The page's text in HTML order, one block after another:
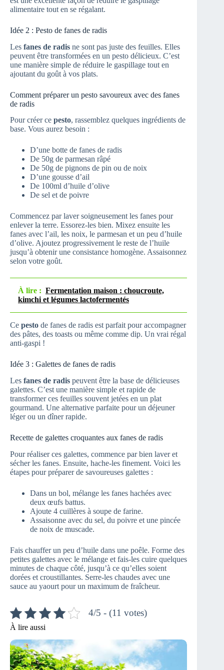
alimentaire tout en se régalant.
Idée 2 : Pesto de fanes de radis
Les fanes de radis ne sont pas juste des feuilles. Elles
peuvent être transformées en un pesto délicieux. C’est
une manière simple de réduire le gaspillage tout en
ajoutant du goût à vos plats.
Comment préparer un pesto savoureux avec des fanes
de radis
Pour créer ce pesto, rassemblez quelques ingrédients de
base. Vous aurez besoin :
D’une botte de fanes de radis
De 50g de parmesan râpé
De 50g de pignons de pin ou de noix
D’une gousse d’ail
De 100ml d’huile d’olive
De sel et de poivre
Commencez par laver soigneusement les fanes pour
enlever la terre. Essorez-les bien. Mixez ensuite les
fanes avec l’ail, les noix, le parmesan et un peu d’huile
d’olive. Ajoutez progressivement le reste de l’huile
jusqu’à obtenir une consistance homogène. Assaisonnez
selon votre goût.
À lire : Fermentation maison : choucroute,
kimchi et légumes lactofermentés
Ce pesto de fanes de radis est parfait pour accompagner
des pâtes, des toasts ou même comme dip. Un vrai régal
anti-gaspi !
Idée 3 : Galettes de fanes de radis
Les fanes de radis peuvent être la base de délicieuses
galettes. C’est une manière simple et rapide de
transformer ces feuilles souvent jetées en un plat
gourmand. Une alternative parfaite pour un déjeuner
léger ou un dîner rapide.
Recette de galettes croquantes aux fanes de radis
Pour réaliser ces galettes, commence par bien laver et
sécher les fanes. Ensuite, hache-les finement. Voici les
étapes pour préparer de savoureuses galettes :
Dans un bol, mélange les fanes hachées avec
deux œufs battus.
Ajoute 4 cuillères à soupe de farine.
Assaisonne avec du sel, du poivre et une pincée
de noix de muscade.
Fais chauffer un peu d’huile dans une poêle. Forme des
petites galettes avec le mélange et fais-les cuire quelques
minutes de chaque côté, jusqu’à ce qu’elles soient
dorées et croustillantes. Serre-les chaudes avec une
sauce au yaourt pour un maximum de fraîcheur.
4/5 - (11 votes)
À lire aussi